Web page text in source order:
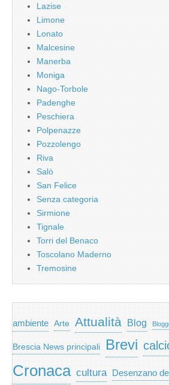
Lazise
Limone
Lonato
Malcesine
Manerba
Moniga
Nago-Torbole
Padenghe
Peschiera
Polpenazze
Pozzolengo
Riva
Salò
San Felice
Senza categoria
Sirmione
Tignale
Torri del Benaco
Toscolano Maderno
Tremosine
ambiente Arte Attualità Blog
Brescia News principali Brevi
Cronaca cultura Desenzano